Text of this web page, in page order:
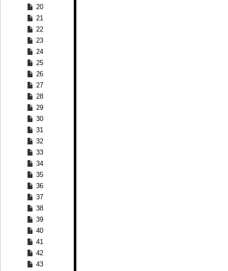
20
21
22
23
24
25
26
27
28
29
30
31
32
33
34
35
36
37
38
39
40
41
42
43